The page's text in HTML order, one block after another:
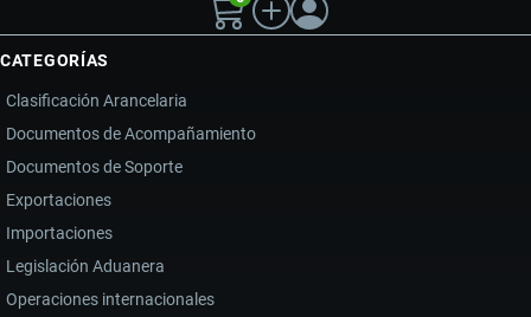
CATEGORÍAS
Clasificación Arancelaria
Documentos de Acompañamiento
Documentos de Soporte
Exportaciones
Importaciones
Legislación Aduanera
Operaciones internacionales